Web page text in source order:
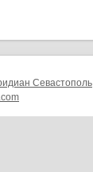
Севастополь